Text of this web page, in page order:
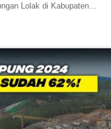
Lolak di Kabupaten…